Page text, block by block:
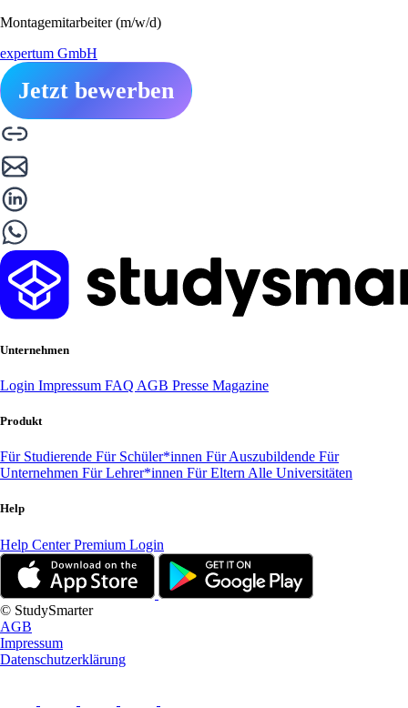
Montagemitarbeiter (m/w/d)
expertum GmbH
Jetzt bewerben
Unternehmen
Login Impressum FAQ AGB Presse Magazine
Produkt
Für Studierende Für Schüler*innen Für Auszubildende Für
Unternehmen Für Lehrer*innen Für Eltern Alle Universitäten
Help
Help CenterPremium Login
© StudySmarter
AGB
Impressum
Datenschutzerklärung